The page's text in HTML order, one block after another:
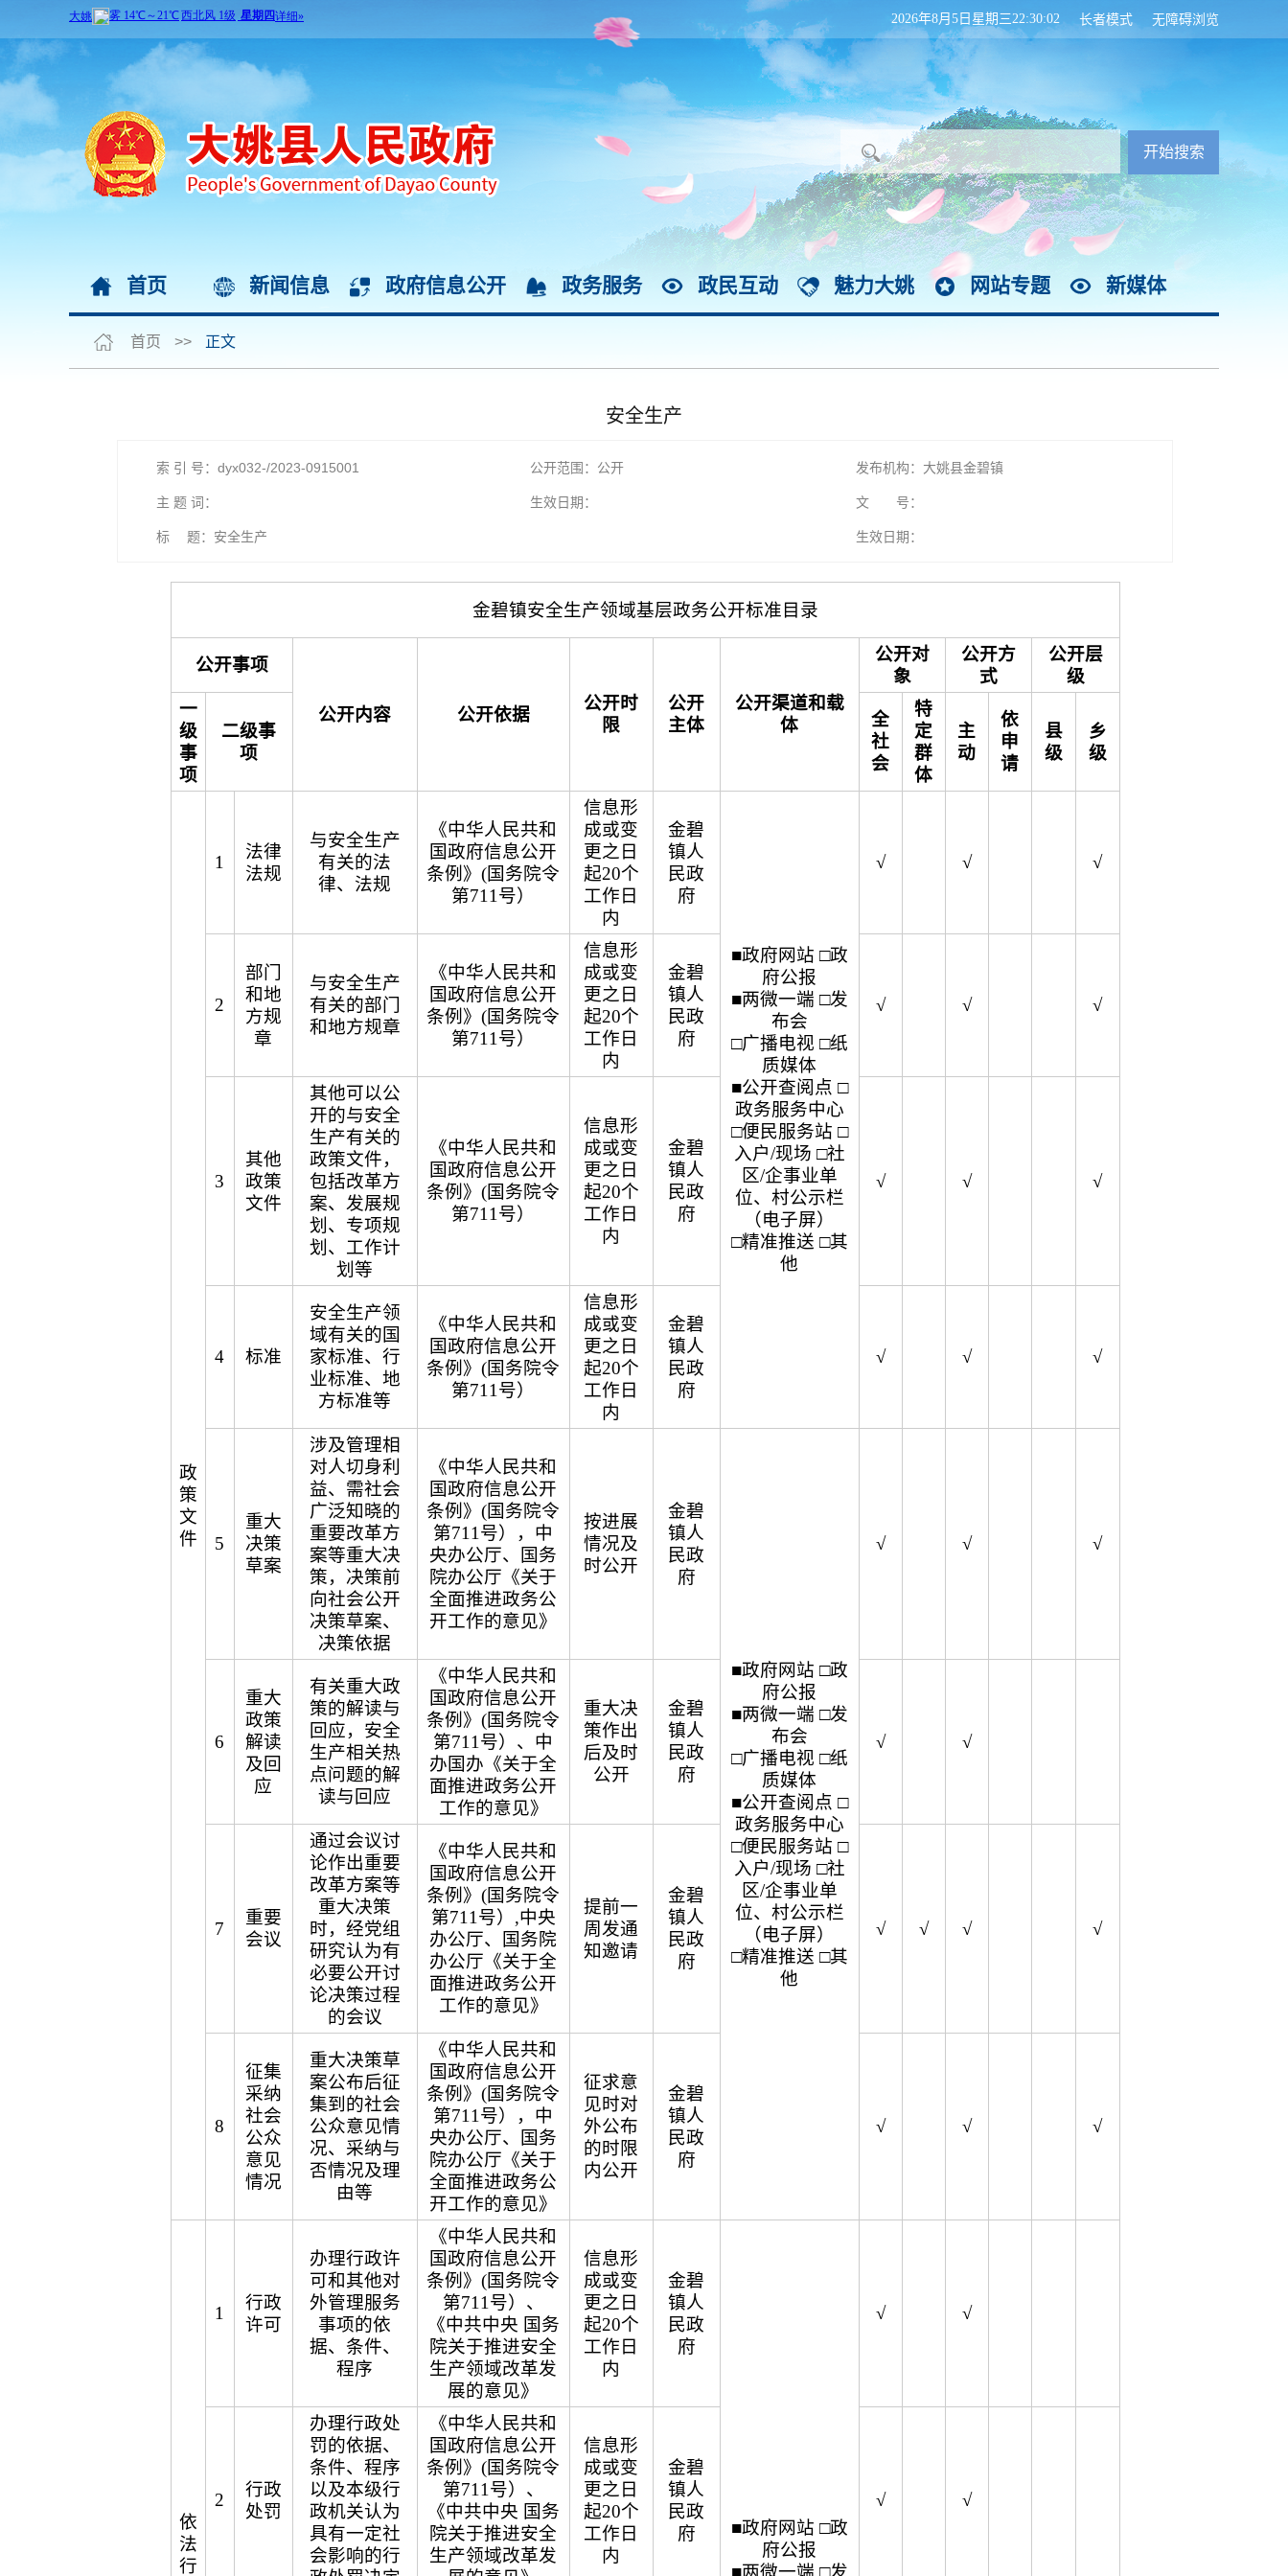
无障碍浏览
长者模式
2026年8月5日星期三22:30:03
首页 新闻信息 政府信息公开 政务服务 政民互动 魅力大姚 网站专题 新媒体
首页 >> 正文
安全生产
索 引 号：dyx032-/2023-0915001 公开范围：公开 发布机构：大姚县金碧镇
主 题 词： 生效日期： 文 号：
标 题：安全生产 生效日期：
金碧镇安全生产领域基层政务公开标准目录
公开事项
公开内容 公开依据
公开时
限
公开
主体
公开渠道和载
体
公开对
象
公开方
式
公开层
级
一
级
事
项
二级事
项
全
社
会
特
定
群
体
主
动
依
申
请
县
级
乡
级
政
策
文
件
1
法律
法规
与安全生产
有关的法
律、法规
《中华人民共和
国政府信息公开
条例》(国务院令
第711号）
信息形
成或变
更之日
起20个
工作日
内
金碧
镇人
民政
府
■政府网站 □政
府公报
■两微一端 □发
布会
□广播电视 □纸
质媒体
■公开查阅点 □
政务服务中心
□便民服务站 □
入户/现场 □社
区/企事业单
位、村公示栏
（电子屏）
□精准推送 □其
他
√ √ √
2
部门
和地
方规
章
与安全生产
有关的部门
和地方规章
《中华人民共和
国政府信息公开
条例》(国务院令
第711号）
信息形
成或变
更之日
起20个
工作日
内
金碧
镇人
民政
府
√ √ √
3
其他
政策
文件
其他可以公
开的与安全
生产有关的
政策文件，
包括改革方
案、发展规
划、专项规
划、工作计
划等
《中华人民共和
国政府信息公开
条例》(国务院令
第711号）
信息形
成或变
更之日
起20个
工作日
内
金碧
镇人
民政
府
√ √ √
4 标准
安全生产领
域有关的国
家标准、行
业标准、地
方标准等
《中华人民共和
国政府信息公开
条例》(国务院令
第711号）
信息形
成或变
更之日
起20个
工作日
内
金碧
镇人
民政
府
√ √ √
5
重大
决策
草案
涉及管理相
对人切身利
益、需社会
广泛知晓的
重要改革方
案等重大决
策，决策前
向社会公开
决策草案、
决策依据
《中华人民共和
国政府信息公开
条例》(国务院令
第711号），中
央办公厅、国务
院办公厅《关于
全面推进政务公
开工作的意见》
按进展
情况及
时公开
金碧
镇人
民政
府
■政府网站 □政
府公报
■两微一端 □发
布会
□广播电视 □纸
质媒体
■公开查阅点 □
政务服务中心
□便民服务站 □
入户/现场 □社
区/企事业单
位、村公示栏
（电子屏）
□精准推送 □其
他
√ √ √
6
重大
政策
解读
及回
应
有关重大政
策的解读与
回应，安全
生产相关热
点问题的解
读与回应
《中华人民共和
国政府信息公开
条例》(国务院令
第711号）、中
办国办《关于全
面推进政务公开
工作的意见》
重大决
策作出
后及时
公开
金碧
镇人
民政
府
√ √
7
重要
会议
通过会议讨
论作出重要
改革方案等
重大决策
时，经党组
研究认为有
必要公开讨
论决策过程
的会议
《中华人民共和
国政府信息公开
条例》(国务院令
第711号）,中央
办公厅、国务院
办公厅《关于全
面推进政务公开
工作的意见》
提前一
周发通
知邀请
金碧
镇人
民政
府
√ √ √ √
8
征集
采纳
社会
公众
意见
情况
重大决策草
案公布后征
集到的社会
公众意见情
况、采纳与
否情况及理
由等
《中华人民共和
国政府信息公开
条例》(国务院令
第711号），中
央办公厅、国务
院办公厅《关于
全面推进政务公
开工作的意见》
征求意
见时对
外公布
的时限
内公开
金碧
镇人
民政
府
√ √ √
依
法
行
1
行政
许可
办理行政许
可和其他对
外管理服务
事项的依
据、条件、
程序
《中华人民共和
国政府信息公开
条例》(国务院令
第711号）、
《中共中央 国务
院关于推进安全
生产领域改革发
展的意见》
信息形
成或变
更之日
起20个
工作日
内
金碧
镇人
民政
府
■政府网站 □政
府公报
■两微一端 □发
√ √
2
行政
处罚
办理行政处
罚的依据、
条件、程序
以及本级行
政机关认为
具有一定社
会影响的行
《中华人民共和
国政府信息公开
条例》(国务院令
第711号）、
《中共中央 国务
院关于推进安全
生产领域改革发
信息形
成或变
更之日
起20个
工作日
内
金碧
镇人
民政
府
√ √